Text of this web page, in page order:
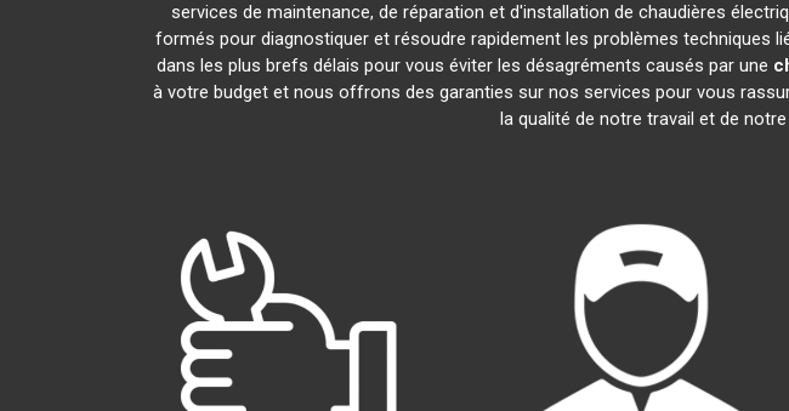
services de maintenance, de réparation et d'installation de chaudières
formés pour diagnostiquer et résoudre rapidement les problèmes techniques
dans les plus brefs délais pour vous éviter les désagréments causés par une
à votre budget et nous offrons des garanties sur nos services pour vous
la qualité de notre travail et de